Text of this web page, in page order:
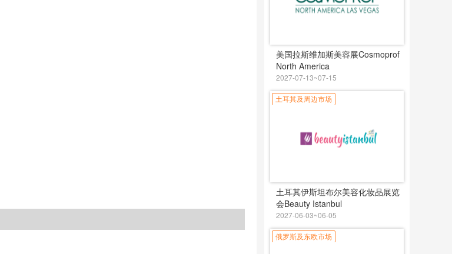
美国拉斯维加斯美容展Cosmoprof
North America
2027-07-13~07-15
土耳其及周边市场
土耳其伊斯坦布尔美容化妆品展览
会Beauty Istanbul
2027-06-03~06-05
俄罗斯及东欧市场